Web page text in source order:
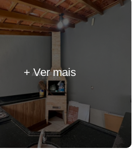
+ Ver mais